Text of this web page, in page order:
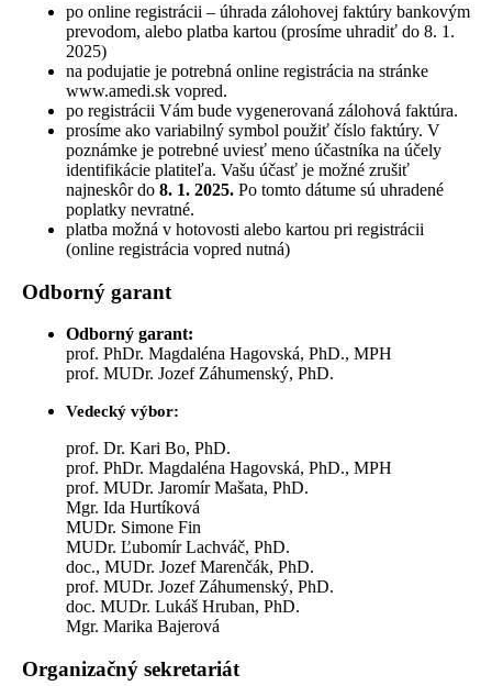
po online registrácii – úhrada zálohovej faktúry bankovým
prevodom, alebo platba kartou (prosíme uhradiť do 8. 1.
2025)
na podujatie je potrebná online registrácia na stránke
www.amedi.sk vopred.
po registrácii Vám bude vygenerovaná zálohová faktúra.
prosíme ako variabilný symbol použiť číslo faktúry. V
poznámke je potrebné uviesť meno účastníka na účely
identifikácie platiteľa. Vašu účasť je možné zrušiť
najneskôr do 8. 1. 2025. Po tomto dátume sú uhradené
poplatky nevratné.
platba možná v hotovosti alebo kartou pri registrácii
(online registrácia vopred nutná)
Odborný garant
Odborný garant:
prof. PhDr. Magdaléna Hagovská, PhD., MPH
prof. MUDr. Jozef Záhumenský, PhD.
Vedecký výbor:
prof. Dr. Kari Bo, PhD.
prof. PhDr. Magdaléna Hagovská, PhD., MPH
prof. MUDr. Jaromír Mašata, PhD.
Mgr. Ida Hurtíková
MUDr. Simone Fin
MUDr. Ľubomír Lachváč, PhD.
doc., MUDr. Jozef Marenčák, PhD.
prof. MUDr. Jozef Záhumenský, PhD.
doc. MUDr. Lukáš Hruban, PhD.
Mgr. Marika Bajerová
Organizačný sekretariát